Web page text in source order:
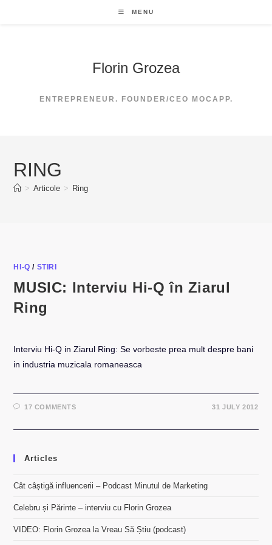
MENU
Florin Grozea
ENTREPRENEUR. FOUNDER/CEO MOCAPP.
RING
> Articole > Ring
HI-Q / STIRI
MUSIC: Interviu Hi-Q în Ziarul
Ring
Interviu Hi-Q in Ziarul Ring: Se vorbeste prea mult despre bani
in industria muzicala romaneasca
17 COMMENTS 31 JULY 2012
Articles
Cât câștigă influencerii – Podcast Minutul de Marketing
Celebru și Părinte – interviu cu Florin Grozea
VIDEO: Florin Grozea la Vreau Să Știu (podcast)